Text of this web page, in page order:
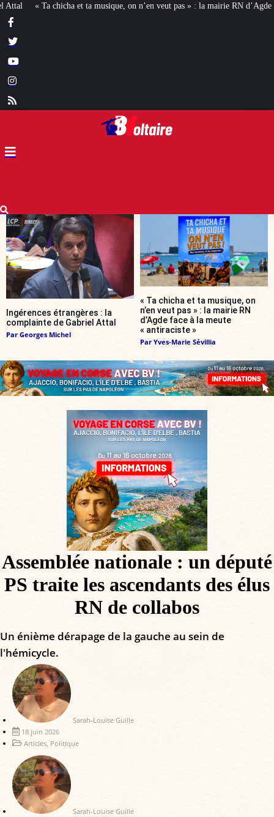
n’en veut pas » : la mairie RN d’Agde face à la meute « antiraciste » La
Ingérences étrangères : la
complainte de Gabriel Attal
Par Georges Michel
« Ta chicha et ta musique, on
n’en veut pas » : la mairie RN
d’Agde face à la meute
« antiraciste »
Par Yves-Marie Sévillia
Assemblée nationale : un député
PS traite les ascendants des élus
RN de collabos
Un énième dérapage de la gauche au sein de
l'hémicycle.
Sarah-Louise Guille
18 juin 2026
Articles, Politique
Sarah-Louise Guille